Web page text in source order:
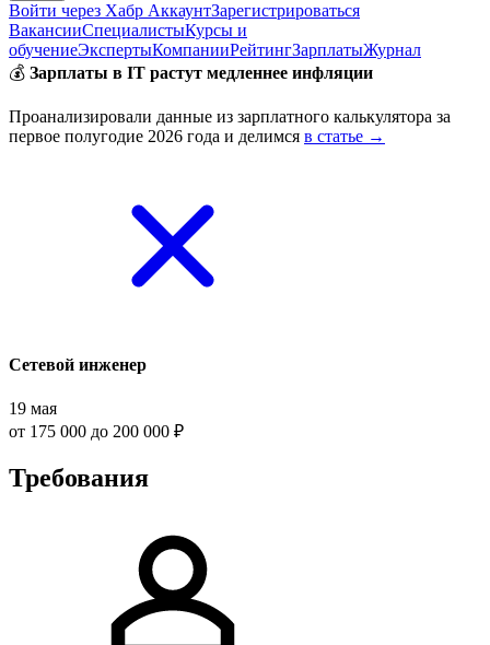
Войти через Хабр АккаунтЗарегистрироваться
ВакансииСпециалистыКурсы и
обучениеЭкспертыКомпанииРейтингЗарплатыЖурнал
💰 Зарплаты в IT растут медленнее инфляции
Проанализировали данные из зарплатного калькулятора за
первое полугодие 2026 года и делимся в статье →
Сетевой инженер
19 мая
от 175 000 до 200 000 ₽
Требования